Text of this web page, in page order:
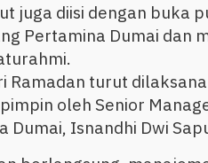
juga diisi dengan buka
Pertamina Dumai dan
Ramadan turut
oleh Senior
Dumai, Isnandhi Dwi